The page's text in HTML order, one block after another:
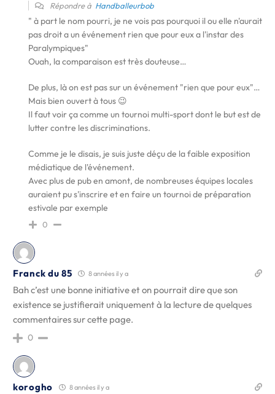
Répondre à Handballeurbob
" à part le nom pourri, je ne vois pas pourquoi il ou elle n'aurait
pas droit a un événement rien que pour eux a l'instar des
Paralympiques"
Ouah, la comparaison est très douteuse…
De plus, là on est pas sur un événement "rien que pour eux"…
Mais bien ouvert à tous 😉
Il faut voir ça comme un tournoi multi-sport dont le but est de
lutter contre les discriminations.
Comme je le disais, je suis juste déçu de la faible exposition
médiatique de l'événement.
Avec plus de pub en amont, de nombreuses équipes locales
auraient pu s'inscrire et en faire un tournoi de préparation
estivale par exemple
0
Franck du 85 8 années il y a
Bah c’est une bonne initiative et on pourrait dire que son
existence se justifierait uniquement à la lecture de quelques
commentaires sur cette page.
0
korogho 8 années il y a